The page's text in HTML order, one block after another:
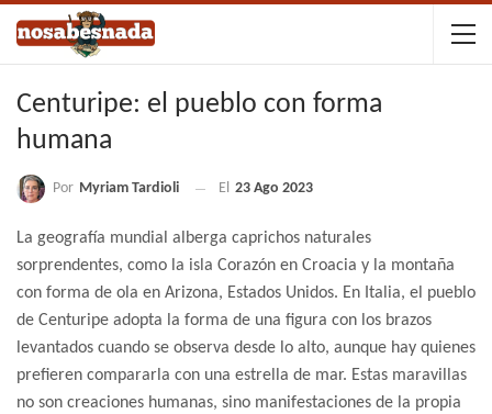
Centuripe: el pueblo con forma
humana
Por Myriam Tardioli El 23 Ago 2023
La geografía mundial alberga caprichos naturales
sorprendentes, como la isla Corazón en Croacia y la montaña
con forma de ola en Arizona, Estados Unidos. En Italia, el pueblo
de Centuripe adopta la forma de una figura con los brazos
levantados cuando se observa desde lo alto, aunque hay quienes
prefieren compararla con una estrella de mar. Estas maravillas
no son creaciones humanas, sino manifestaciones de la propia